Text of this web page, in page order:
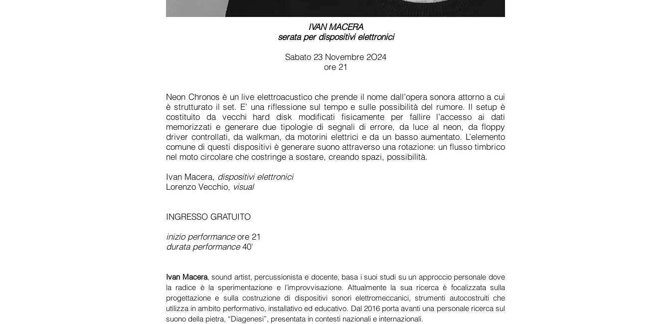
IVAN MACERA
serata per dispositivi elettronici
Sabato 23 Novembre 2O24
ore 21
Neon Chronos è un live elettroacustico che prende il nome dall’opera sonora attorno a cui
è strutturato il set. E’ una riflessione sul tempo e sulle possibilità del rumore. Il setup è
costituito da vecchi hard disk modificati fisicamente per fallire l’accesso ai dati
memorizzati e generare due tipologie di segnali di errore, da luce al neon, da floppy
driver controllati, da walkman, da motorini elettrici e da un basso aumentato. L’elemento
comune di questi dispositivi è generare suono attraverso una rotazione: un flusso timbrico
nel moto circolare che costringe a sostare, creando spazi, possibilità.
Ivan Macera, dispositivi elettronici
Lorenzo Vecchio, visual
INGRESSO GRATUITO
inizio performanceore 21
durata performance40'
Ivan Macera, sound artist, percussionista e docente, basa i suoi studi su un approccio personale dove
la radice è la sperimentazione e l’improvvisazione. Attualmente la sua ricerca è focalizzata sulla
progettazione e sulla costruzione di dispositivi sonori elettromeccanici, strumenti autocostruiti che
utilizza in ambito performativo, installativo ed educativo. Dal 2016 porta avanti una personale ricerca sul
suono della pietra, “Diagenesi”, presentata in contesti nazionali e internazionali.